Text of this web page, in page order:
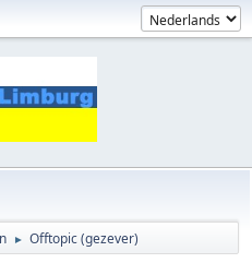
► Offtopic (gezever)